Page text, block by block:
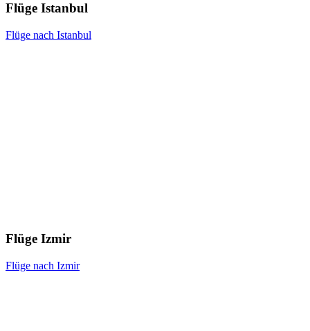
Flüge Istanbul
Flüge nach Istanbul
Flüge Izmir
Flüge nach Izmir